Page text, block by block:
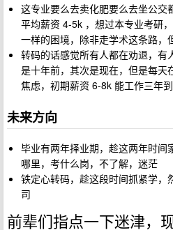
这专业要么去卖化肥要么去坐公交
平均薪资 4-5k ，想过本专业考研
一样的困境，除非走学术这条路，
转码的话感觉所有人都在劝退，有
是十年前，其次是现在，但是每天
焦虑，初期薪资 6-8k 能工作三年
未来方向
毕业有两年择业期，趁这两年时间
哪里，考什么岗，不了解，迷茫
铁定心转码，趁这段时间抓紧学
司
前辈们指点一下迷津，